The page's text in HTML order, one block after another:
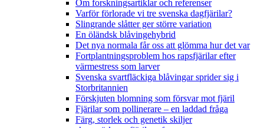
Om forskningsartiklar och referenser
Varför förlorade vi tre svenska dagfjärilar?
Slingrande slåtter ger större variation
En öländsk blåvingehybrid
Det nya normala får oss att glömma hur det var
Fortplantningsproblem hos rapsfjärilar efter
värmestress som larver
Svenska svartfläckiga blåvingar sprider sig i
Storbritannien
Förskjuten blomning som försvar mot fjäril
Fjärilar som pollinerare – en laddad fråga
Färg, storlek och genetik skiljer